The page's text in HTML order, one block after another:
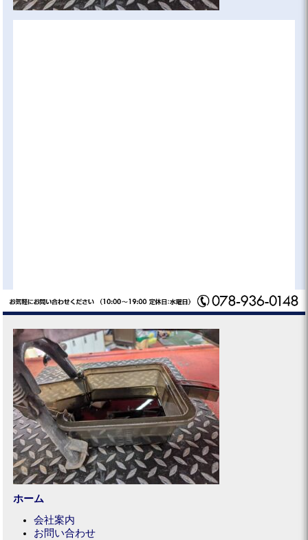
ホーム
会社案内
お問い合わせ